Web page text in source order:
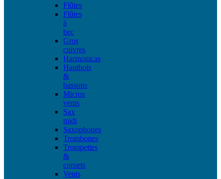
Flûtes
Flûtes
à
bec
Gros
cuivres
Harmonicas
Hautbois
&
bassons
Micros
vents
Sax
midi
Saxophones
Trombones
Trompettes
&
cornets
Vents